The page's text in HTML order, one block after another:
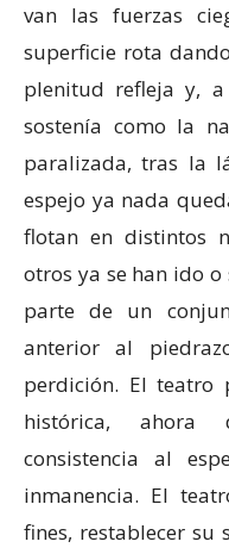
van las fuerzas
superficie rota
plenitud refleja y,
sostenía como la
paralizada, tras la
espejo ya nada
flotan en distintos
otros ya se han ido
parte de un
anterior al
perdición. El teatro
histórica, ahora
consistencia al
inmanencia. El
fines, restablecer su